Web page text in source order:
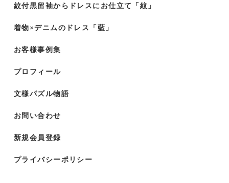
紋付黒留袖からドレスにお仕立て「紋」
着物×デニムのドレス「藍」
お客様事例集
プロフィール
文様パズル物語
お問い合わせ
新規会員登録
プライバシーポリシー